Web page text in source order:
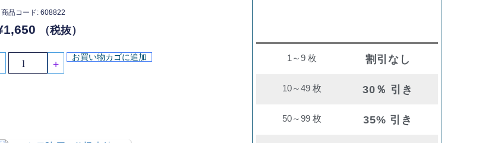
商品コード: 608822
1,650 （税抜）
+ お買い物カゴに追加 1～9 枚 割引なし
10～49 枚 30％ 引き
50～99 枚 35% 引き